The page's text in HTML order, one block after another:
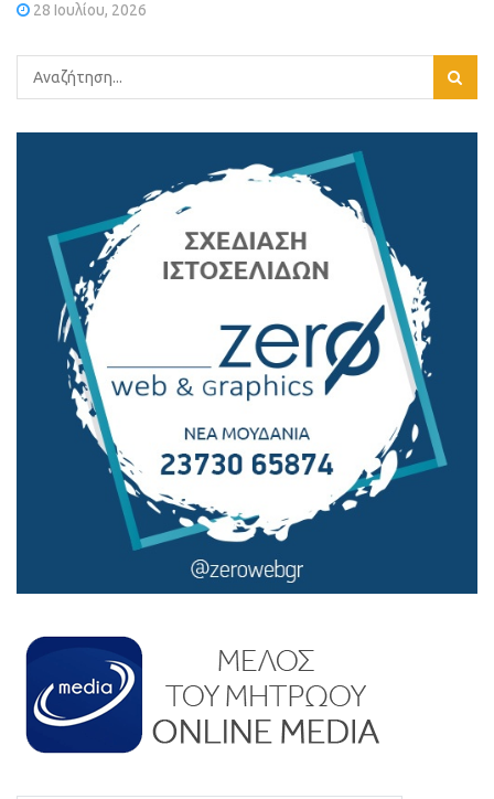
28 Ιουλίου, 2026